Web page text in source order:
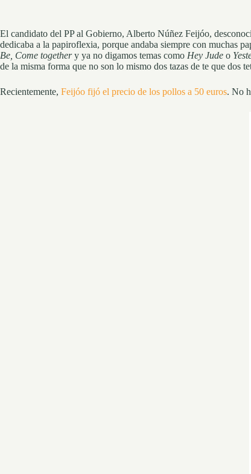
El candidato del PP al Gobierno, Alberto Núñez Feijóo,
dedicaba a la papiroflexia, porque andaba siempre con muchas
Be, Come togethery ya no digamos temas como Hey Jude o
de la misma forma que no son lo mismo dos tazas de te que dos
Recientemente, Feijóo fijó el precio de los pollos a 50 euros. No